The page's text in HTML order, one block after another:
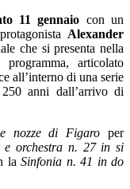
11 gennaio con un
Alexander
che si presenta nella
articolato
all’interno di una serie
250 anni dall’arrivo di
nozze di Figaro per
e orchestra n. 27 in si
la Sinfonia n. 41 in do